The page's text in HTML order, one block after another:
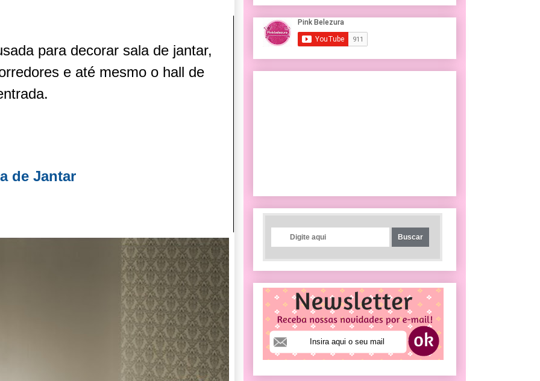
para decorar sala de jantar,
e até mesmo o hall de
de Jantar